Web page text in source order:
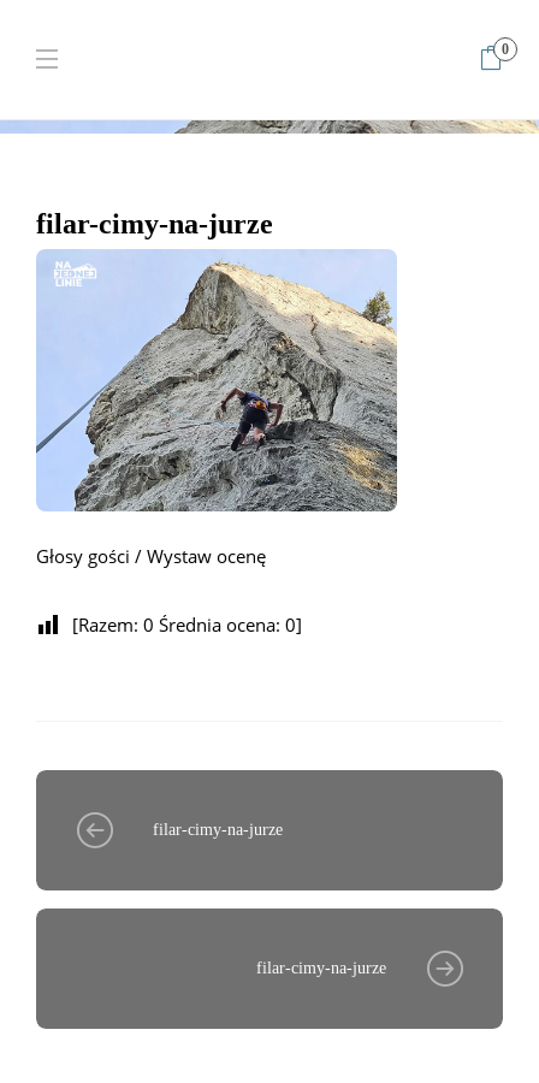
0
Home
filar-cimy-na-jurze
Głosy gości / Wystaw ocenę
[Razem: 0 Średnia ocena: 0]
filar-cimy-na-jurze
filar-cimy-na-jurze